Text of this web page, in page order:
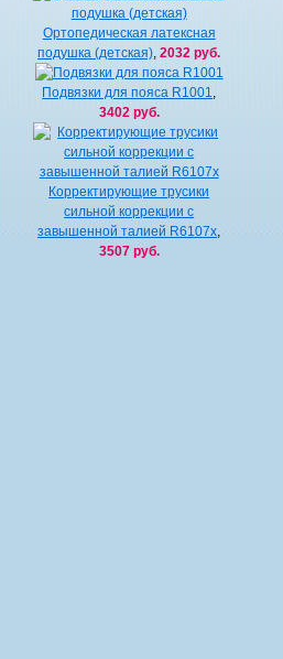
Ортопедическая латексная
подушка (детская) ,2032 руб.
Подвязки для пояса R1001
3402 руб.
Корректирующие трусики
cильной коррекции с
завышенной талией R6107x
3507 руб.